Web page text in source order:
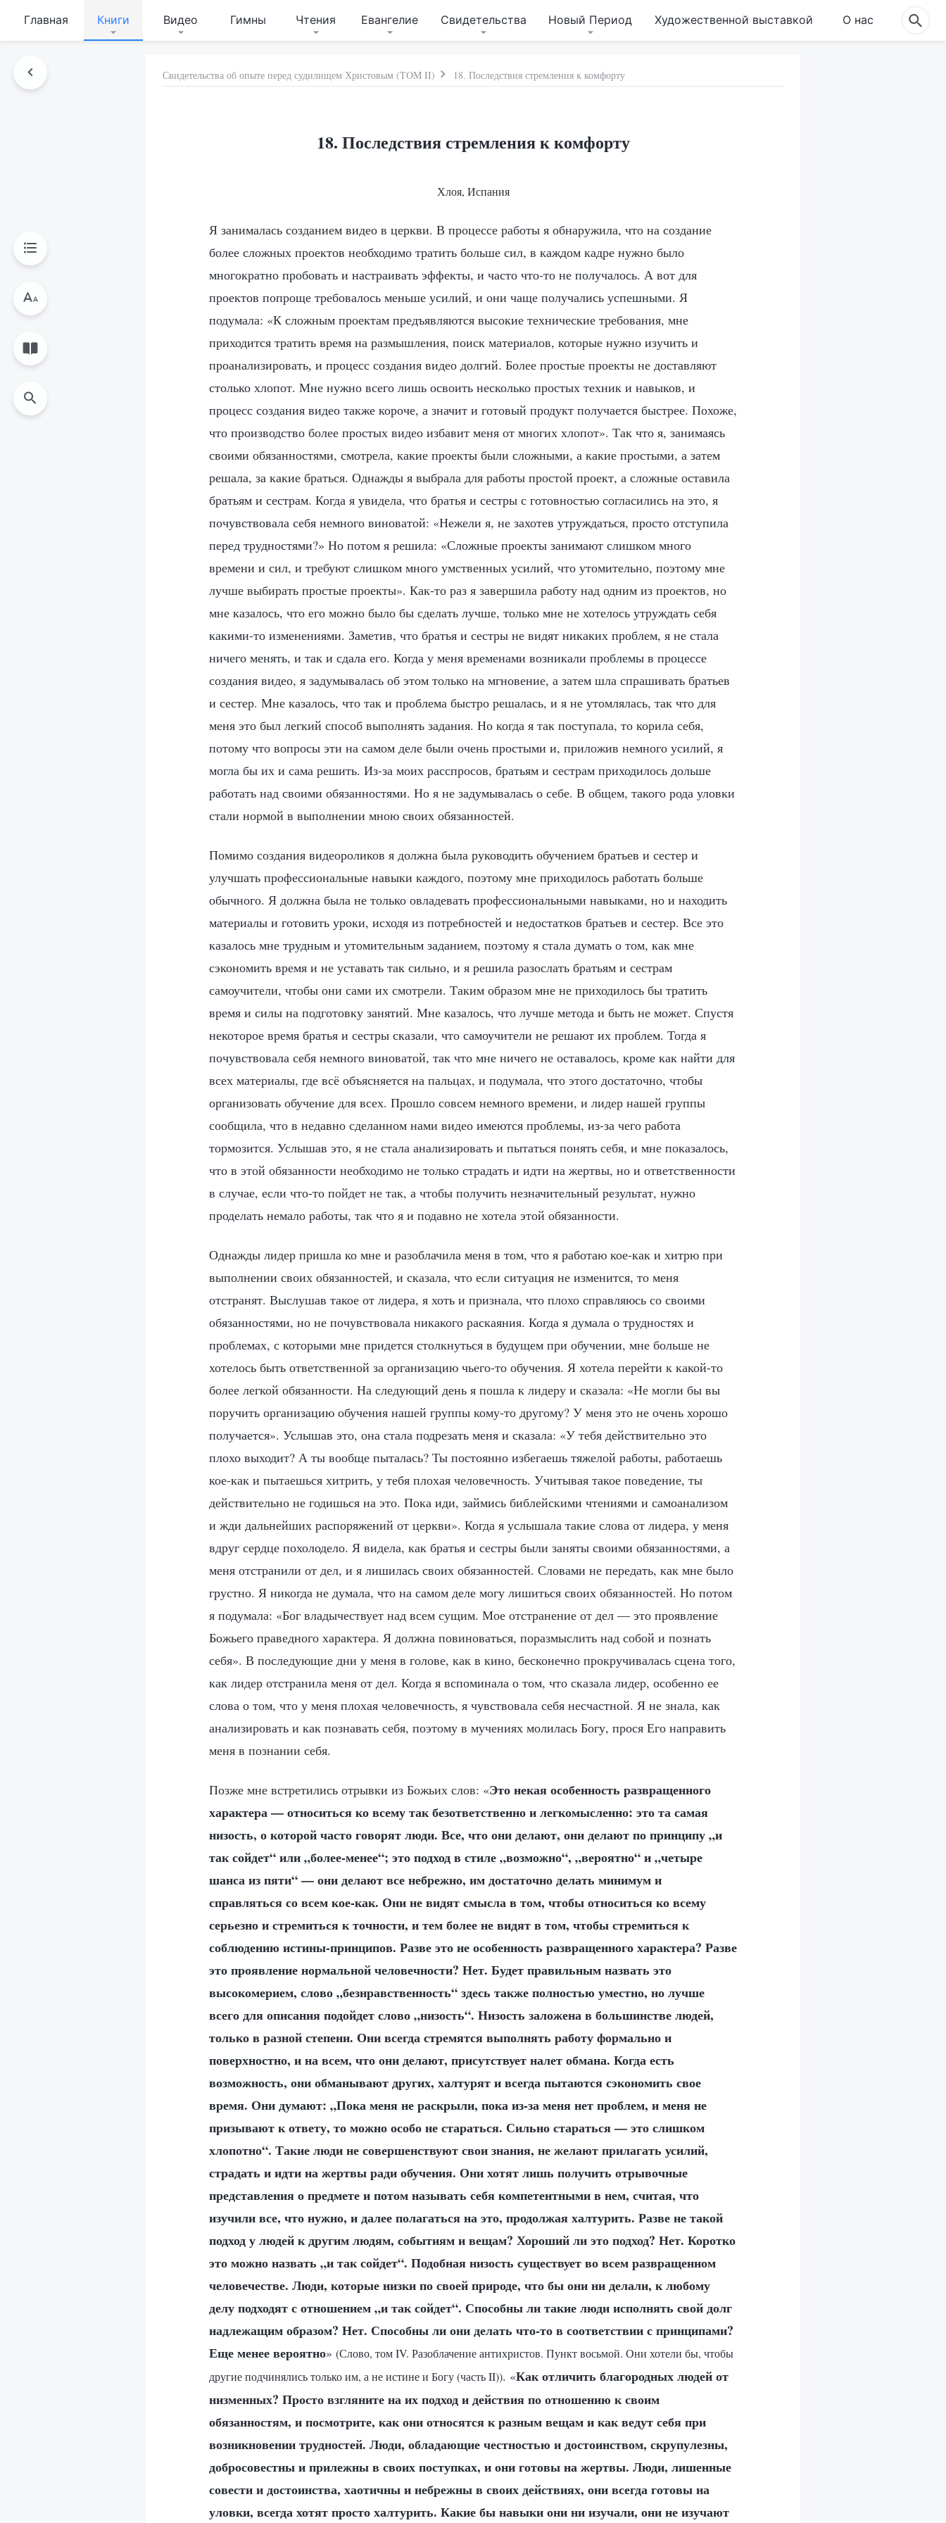
Главная Книги Видео Гимны Чтения Евангелие Свидетельства Новый Период Художественной выставкой О нас
Свидетельства об опыте перед судилищем Христовым (TOM II) 18. Последствия стремления к комфорту
18. Последствия стремления к комфорту
Хлоя, Испания
Я занималась созданием видео в церкви. В процессе работы я обнаружила, что на создание
более сложных проектов необходимо тратить больше сил, в каждом кадре нужно было
многократно пробовать и настраивать эффекты, и часто что-то не получалось. А вот для
проектов попроще требовалось меньше усилий, и они чаще получались успешными. Я
подумала: «К сложным проектам предъявляются высокие технические требования, мне
приходится тратить время на размышления, поиск материалов, которые нужно изучить и
проанализировать, и процесс создания видео долгий. Более простые проекты не доставляют
столько хлопот. Мне нужно всего лишь освоить несколько простых техник и навыков, и
процесс создания видео также короче, а значит и готовый продукт получается быстрее. Похоже,
что производство более простых видео избавит меня от многих хлопот». Так что я, занимаясь
своими обязанностями, смотрела, какие проекты были сложными, а какие простыми, а затем
решала, за какие браться. Однажды я выбрала для работы простой проект, а сложные оставила
братьям и сестрам. Когда я увидела, что братья и сестры с готовностью согласились на это, я
почувствовала себя немного виноватой: «Нежели я, не захотев утруждаться, просто отступила
перед трудностями?» Но потом я решила: «Сложные проекты занимают слишком много
времени и сил, и требуют слишком много умственных усилий, что утомительно, поэтому мне
лучше выбирать простые проекты». Как-то раз я завершила работу над одним из проектов, но
мне казалось, что его можно было бы сделать лучше, только мне не хотелось утруждать себя
какими-то изменениями. Заметив, что братья и сестры не видят никаких проблем, я не стала
ничего менять, и так и сдала его. Когда у меня временами возникали проблемы в процессе
создания видео, я задумывалась об этом только на мгновение, а затем шла спрашивать братьев
и сестер. Мне казалось, что так и проблема быстро решалась, и я не утомлялась, так что для
меня это был легкий способ выполнять задания. Но когда я так поступала, то корила себя,
потому что вопросы эти на самом деле были очень простыми и, приложив немного усилий, я
могла бы их и сама решить. Из-за моих расспросов, братьям и сестрам приходилось дольше
работать над своими обязанностями. Но я не задумывалась о себе. В общем, такого рода уловки
стали нормой в выполнении мною своих обязанностей.
Помимо создания видеороликов я должна была руководить обучением братьев и сестер и
улучшать профессиональные навыки каждого, поэтому мне приходилось работать больше
обычного. Я должна была не только овладевать профессиональными навыками, но и находить
материалы и готовить уроки, исходя из потребностей и недостатков братьев и сестер. Все это
казалось мне трудным и утомительным заданием, поэтому я стала думать о том, как мне
сэкономить время и не уставать так сильно, и я решила разослать братьям и сестрам
самоучители, чтобы они сами их смотрели. Таким образом мне не приходилось бы тратить
время и силы на подготовку занятий. Мне казалось, что лучше метода и быть не может. Спустя
некоторое время братья и сестры сказали, что самоучители не решают их проблем. Тогда я
почувствовала себя немного виноватой, так что мне ничего не оставалось, кроме как найти для
всех материалы, где всё объясняется на пальцах, и подумала, что этого достаточно, чтобы
организовать обучение для всех. Прошло совсем немного времени, и лидер нашей группы
сообщила, что в недавно сделанном нами видео имеются проблемы, из-за чего работа
тормозится. Услышав это, я не стала анализировать и пытаться понять себя, и мне показалось,
что в этой обязанности необходимо не только страдать и идти на жертвы, но и ответственности
в случае, если что-то пойдет не так, а чтобы получить незначительный результат, нужно
проделать немало работы, так что я и подавно не хотела этой обязанности.
Однажды лидер пришла ко мне и разоблачила меня в том, что я работаю кое-как и хитрю при
выполнении своих обязанностей, и сказала, что если ситуация не изменится, то меня
отстранят. Выслушав такое от лидера, я хоть и признала, что плохо справляюсь со своими
обязанностями, но не почувствовала никакого раскаяния. Когда я думала о трудностях и
проблемах, с которыми мне придется столкнуться в будущем при обучении, мне больше не
хотелось быть ответственной за организацию чьего-то обучения. Я хотела перейти к какой-то
более легкой обязанности. На следующий день я пошла к лидеру и сказала: «Не могли бы вы
поручить организацию обучения нашей группы кому-то другому? У меня это не очень хорошо
получается». Услышав это, она стала подрезать меня и сказала: «У тебя действительно это
плохо выходит? А ты вообще пыталась? Ты постоянно избегаешь тяжелой работы, работаешь
кое-как и пытаешься хитрить, у тебя плохая человечность. Учитывая такое поведение, ты
действительно не годишься на это. Пока иди, займись библейскими чтениями и самоанализом
и жди дальнейших распоряжений от церкви». Когда я услышала такие слова от лидера, у меня
вдруг сердце похолодело. Я видела, как братья и сестры были заняты своими обязанностями, а
меня отстранили от дел, и я лишилась своих обязанностей. Словами не передать, как мне было
грустно. Я никогда не думала, что на самом деле могу лишиться своих обязанностей. Но потом
я подумала: «Бог владычествует над всем сущим. Мое отстранение от дел — это проявление
Божьего праведного характера. Я должна повиноваться, поразмыслить над собой и познать
себя». В последующие дни у меня в голове, как в кино, бесконечно прокручивалась сцена того,
как лидер отстранила меня от дел. Когда я вспоминала о том, что сказала лидер, особенно ее
слова о том, что у меня плохая человечность, я чувствовала себя несчастной. Я не знала, как
анализировать и как познавать себя, поэтому в мучениях молилась Богу, прося Его направить
меня в познании себя.
Позже мне встретились отрывки из Божьих слов: «Это некая особенность развращенного
характера — относиться ко всему так безответственно и легкомысленно: это та самая
низость, о которой часто говорят люди. Все, что они делают, они делают по принципу „и
так сойдет“ или „более-менее“; это подход в стиле „возможно“, „вероятно“ и „четыре
шанса из пяти“ — они делают все небрежно, им достаточно делать минимум и
справляться со всем кое-как. Они не видят смысла в том, чтобы относиться ко всему
серьезно и стремиться к точности, и тем более не видят в том, чтобы стремиться к
соблюдению истины-принципов. Разве это не особенность развращенного характера? Разве
это проявление нормальной человечности? Нет. Будет правильным назвать это
высокомерием, слово „безнравственность“ здесь также полностью уместно, но лучше
всего для описания подойдет слово „низость“. Низость заложена в большинстве людей,
только в разной степени. Они всегда стремятся выполнять работу формально и
поверхностно, и на всем, что они делают, присутствует налет обмана. Когда есть
возможность, они обманывают других, халтурят и всегда пытаются сэкономить свое
время. Они думают: „Пока меня не раскрыли, пока из-за меня нет проблем, и меня не
призывают к ответу, то можно особо не стараться. Сильно стараться — это слишком
хлопотно“. Такие люди не совершенствуют свои знания, не желают прилагать усилий,
страдать и идти на жертвы ради обучения. Они хотят лишь получить отрывочные
представления о предмете и потом называть себя компетентными в нем, считая, что
изучили все, что нужно, и далее полагаться на это, продолжая халтурить. Разве не такой
подход у людей к другим людям, событиям и вещам? Хороший ли это подход? Нет. Коротко
это можно назвать „и так сойдет“. Подобная низость существует во всем развращенном
человечестве. Люди, которые низки по своей природе, что бы они ни делали, к любому
делу подходят с отношением „и так сойдет“. Способны ли такие люди исполнять свой долг
надлежащим образом? Нет. Способны ли они делать что-то в соответствии с принципами?
Еще менее вероятно» (Слово, том IV. Разоблачение антихристов. Пункт восьмой. Они хотели бы, чтобы
другие подчинялись только им, а не истине и Богу (часть II)). «Как отличить благородных людей от
низменных? Просто взгляните на их подход и действия по отношению к своим
обязанностям, и посмотрите, как они относятся к разным вещам и как ведут себя при
возникновении трудностей. Люди, обладающие честностью и достоинством, скрупулезны,
добросовестны и прилежны в своих поступках, и они готовы на жертвы. Люди, лишенные
совести и достоинства, хаотичны и небрежны в своих действиях, они всегда готовы на
уловки, всегда хотят просто халтурить. Какие бы навыки они ни изучали, они не изучают